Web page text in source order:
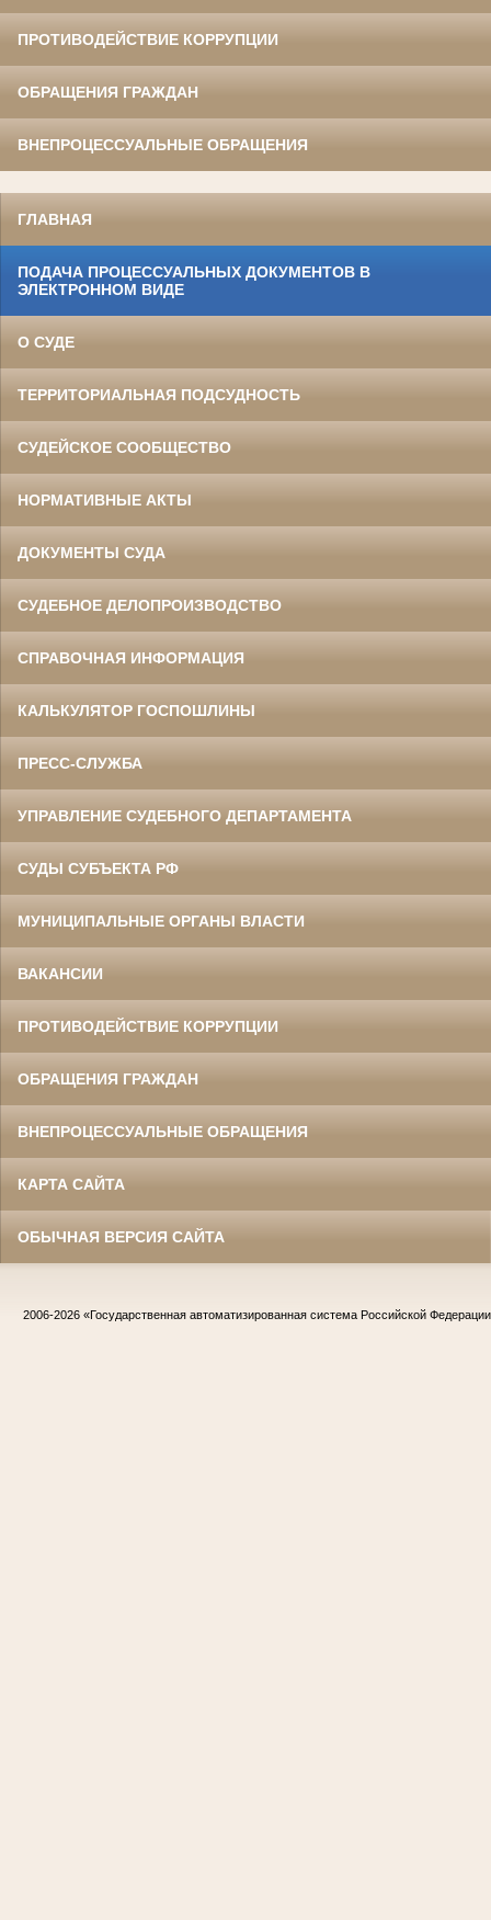
ПРОТИВОДЕЙСТВИЕ КОРРУПЦИИ
ОБРАЩЕНИЯ ГРАЖДАН
ВНЕПРОЦЕССУАЛЬНЫЕ ОБРАЩЕНИЯ
ГЛАВНАЯ
ПОДАЧА ПРОЦЕССУАЛЬНЫХ ДОКУМЕНТОВ В
ЭЛЕКТРОННОМ ВИДЕ
О СУДЕ
ТЕРРИТОРИАЛЬНАЯ ПОДСУДНОСТЬ
СУДЕЙСКОЕ СООБЩЕСТВО
НОРМАТИВНЫЕ АКТЫ
ДОКУМЕНТЫ СУДА
СУДЕБНОЕ ДЕЛОПРОИЗВОДСТВО
СПРАВОЧНАЯ ИНФОРМАЦИЯ
КАЛЬКУЛЯТОР ГОСПОШЛИНЫ
ПРЕСС-СЛУЖБА
УПРАВЛЕНИЕ СУДЕБНОГО ДЕПАРТАМЕНТА
СУДЫ СУБЪЕКТА РФ
МУНИЦИПАЛЬНЫЕ ОРГАНЫ ВЛАСТИ
ВАКАНСИИ
ПРОТИВОДЕЙСТВИЕ КОРРУПЦИИ
ОБРАЩЕНИЯ ГРАЖДАН
ВНЕПРОЦЕССУАЛЬНЫЕ ОБРАЩЕНИЯ
КАРТА САЙТА
ОБЫЧНАЯ ВЕРСИЯ САЙТА
2006-2026 «Государственная автоматизированная система Российской